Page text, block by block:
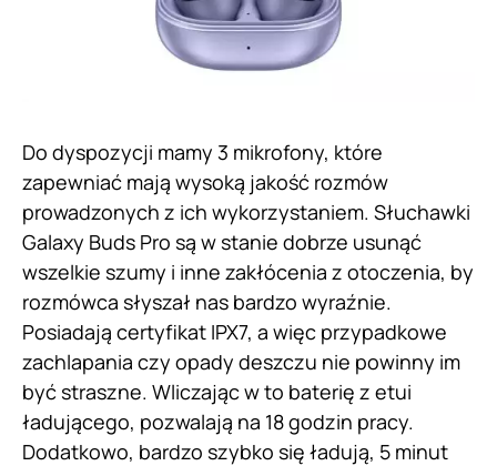
Do dyspozycji mamy 3 mikrofony, które
zapewniać mają wysoką jakość rozmów
prowadzonych z ich wykorzystaniem. Słuchawki
Galaxy Buds Pro są w stanie dobrze usunąć
wszelkie szumy i inne zakłócenia z otoczenia, by
rozmówca słyszał nas bardzo wyraźnie.
Posiadają certyfikat IPX7, a więc przypadkowe
zachlapania czy opady deszczu nie powinny im
być straszne. Wliczając w to baterię z etui
ładującego, pozwalają na 18 godzin pracy.
Dodatkowo, bardzo szybko się ładują, 5 minut